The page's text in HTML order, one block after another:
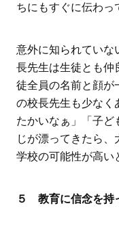
ちにもすぐに伝わっ
意外に知られていな
長先生は生徒とも仲
徒全員の名前と顔が
の校長先生も少なく
たかいなぁ」「子ど
じが漂ってきたら
学校の可能性が高い
５ 教育に信念を持